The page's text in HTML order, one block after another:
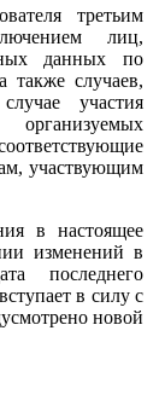
третьим
лиц,
данных по
случаев,
участия
участвующим
в настоящее
изменений в
последнего
в силу с
новой